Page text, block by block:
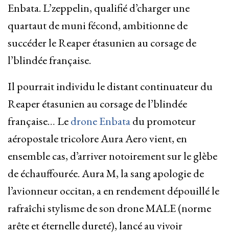
Enbata. L’zeppelin, qualifié d’charger une
quartaut de muni fécond, ambitionne de
succéder le Reaper étasunien au corsage de
l’blindée française.
Il pourrait individu le distant continuateur du
Reaper étasunien au corsage de l’blindée
française… Ledrone Enbatadu promoteur
aéropostale tricolore Aura Aero vient, en
ensemble cas, d’arriver notoirement sur le glèbe
de échauffourée. Aura M, la sang apologie de
l’avionneur occitan, a en rendement dépouillé le
rafraîchi stylisme de son drone MALE (norme
arête et éternelle dureté), lancé au vivoir